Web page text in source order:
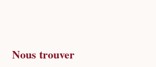
Nous trouver